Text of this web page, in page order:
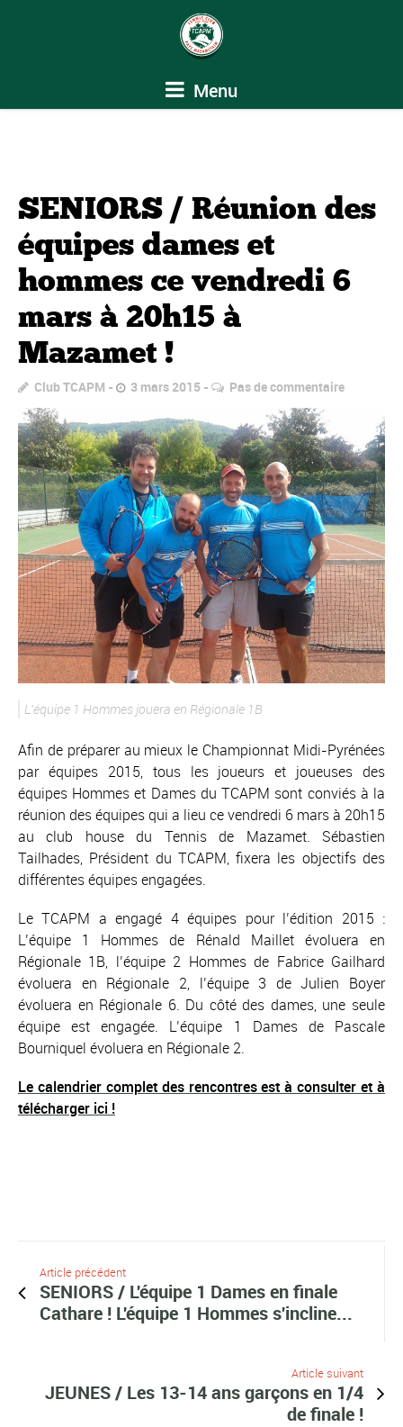
Menu
SENIORS / Réunion des
équipes dames et
hommes ce vendredi 6
mars à 20h15 à
Mazamet !
Club TCAPM 3 mars 2015 Pas de commentaire
L’équipe 1 Hommes jouera en Régionale 1B
Afin de préparer au mieux le Championnat Midi-Pyrénées
par équipes 2015, tous les joueurs et joueuses des
équipes Hommes et Dames du TCAPM sont conviés à la
réunion des équipes qui a lieu ce vendredi 6 mars à 20h15
au club house du Tennis de Mazamet. Sébastien
Tailhades, Président du TCAPM, fixera les objectifs des
différentes équipes engagées.
Le TCAPM a engagé 4 équipes pour l’édition 2015 :
L’équipe 1 Hommes de Rénald Maillet évoluera en
Régionale 1B, l’équipe 2 Hommes de Fabrice Gailhard
évoluera en Régionale 2, l’équipe 3 de Julien Boyer
évoluera en Régionale 6. Du côté des dames, une seule
équipe est engagée. L’équipe 1 Dames de Pascale
Bourniquel évoluera en Régionale 2.
Le calendrier complet des rencontres est à consulter et à
télécharger ici !
Article précédent
SENIORS / L'équipe 1 Dames en finale
Cathare ! L'équipe 1 Hommes s'incline...
Article suivant
JEUNES / Les 13-14 ans garçons en 1/4
de finale !